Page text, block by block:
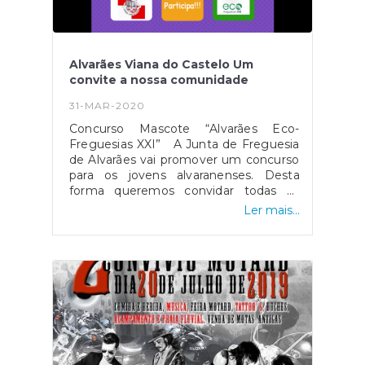
Alvarães Viana do Castelo Um
convite a nossa comunidade
31-MAR-2020
Concurso Mascote “Alvarães Eco-
Freguesias XXI” A Junta de Freguesia
de Alvarães vai promover um concurso
para os jovens alvaranenses. Desta
forma queremos convidar todas as
crianças e jovens alvaranenses que nos
mas não uma mascote qualquer,
sustentável, que nos vai acompanhar
em todas as atividades que serão
realizadas durante este ano. Estamos a
participar num projeto da ABAE
(Associação Bandeira Azul da Europa)
para conseguirmos uma bandeira
verde, a bandeira que nos eleva a uma
Ler mais...